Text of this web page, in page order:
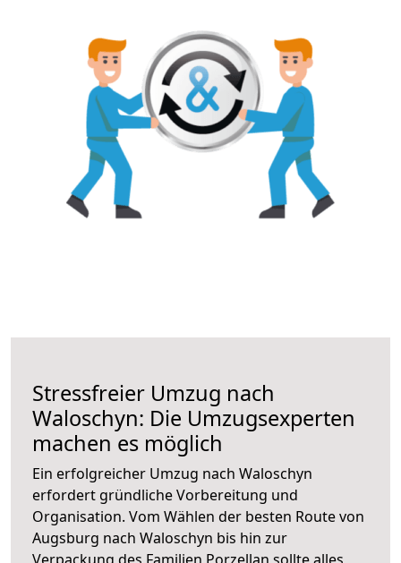
Stressfreier Umzug nach
Waloschyn: Die Umzugsexperten
machen es möglich
Ein erfolgreicher Umzug nach Waloschyn
erfordert gründliche Vorbereitung und
Organisation. Vom Wählen der besten Route von
Augsburg nach Waloschyn bis hin zur